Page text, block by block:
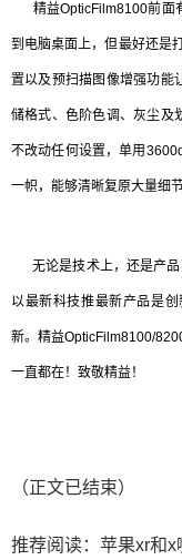
精益OpticFilm8100前面
到电脑桌面上，但最好还是
置以及预扫描图像增强功能
储格式、色阶色调、灰尘及
不改动任何设置，单用
一帜，能够清晰复原大量细
无论是技术上，还是产品
以最新科技推最新产品是
新。精益OpticFilm8100/
一直都在！致敬精益！
（正文已结束）
推荐阅读： 苹果xr和x